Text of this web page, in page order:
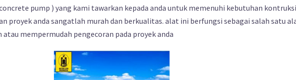
pump ) yang kami tawarkan kepada anda untuk memenuhi kebutuhan kontruksi
proyek anda sangatlah murah dan berkualitas. alat ini berfungsi sebagai salah satu
mempermudah pengecoran pada proyek anda